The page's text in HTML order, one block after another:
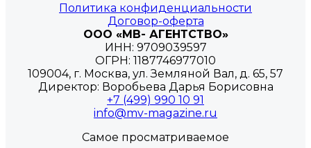
Политика конфиденциальности
Договор-оферта
ООО «МВ- АГЕНТСТВО»
ИНН: 9709039597
ОГРН: 1187746977010
109004, г. Москва, ул. Земляной Вал, д. 65, 57
Директор: Воробьева Дарья Борисовна
+7 (499) 990 10 91
info@mv-magazine.ru
Самое просматриваемое